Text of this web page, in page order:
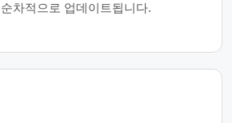
순차적으로 업데이트됩니다.